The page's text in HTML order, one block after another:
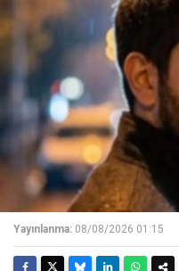
Yayınlanma: 08/08/2026 01:15